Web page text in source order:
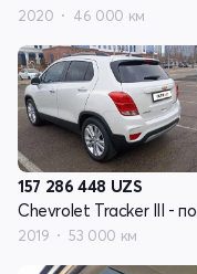
2020 46 000 км
157 286 448 UZS
2019 53 000 км